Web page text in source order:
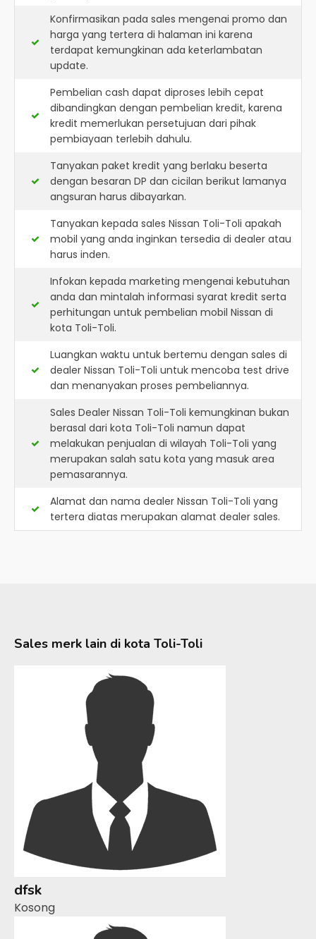
Konfirmasikan pada sales mengenai promo dan
harga yang tertera di halaman ini karena
terdapat kemungkinan ada keterlambatan
update.
Pembelian cash dapat diproses lebih cepat
dibandingkan dengan pembelian kredit, karena
kredit memerlukan persetujuan dari pihak
pembiayaan terlebih dahulu.
Tanyakan paket kredit yang berlaku beserta
dengan besaran DP dan cicilan berikut lamanya
angsuran harus dibayarkan.
Tanyakan kepada sales Nissan Toli-Toli apakah
mobil yang anda inginkan tersedia di dealer atau
harus inden.
Infokan kepada marketing mengenai kebutuhan
anda dan mintalah informasi syarat kredit serta
perhitungan untuk pembelian mobil Nissan di
kota Toli-Toli.
Luangkan waktu untuk bertemu dengan sales di
dealer Nissan Toli-Toli untuk mencoba test drive
dan menanyakan proses pembeliannya.
Sales Dealer Nissan Toli-Toli kemungkinan bukan
berasal dari kota Toli-Toli namun dapat
melakukan penjualan di wilayah Toli-Toli yang
merupakan salah satu kota yang masuk area
pemasarannya.
Alamat dan nama dealer Nissan Toli-Toli yang
tertera diatas merupakan alamat dealer sales.
Sales merk lain di kota Toli-Toli
dfsk
Kosong